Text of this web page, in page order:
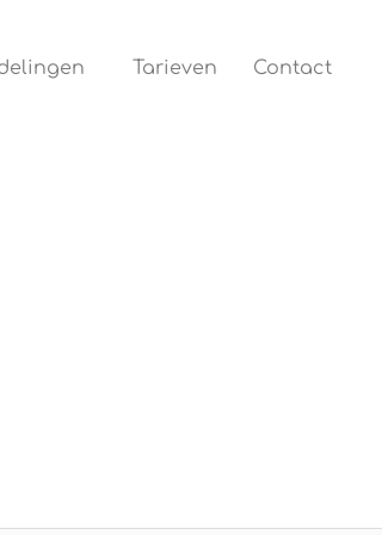
Tarieven Contact